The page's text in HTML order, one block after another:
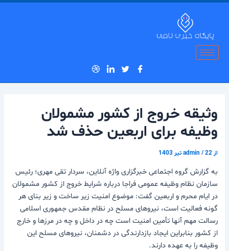
پرش
وثیقه خروج از کشور مشمولان
وظیفه برای اربعین حذف شد
از admin /22 تیر 1403
به گزارش گروه اجتماعی خبرگزاری واژه آنلاین، سردار تقی مهری؛ رئیس
سازمان نظام وظیفه عمومی فراجا درباره شرایط خروج از کشور مشمولان
در ایام محرم و اربعین گفت: موضوع امنیت زیر ساخت و زیر بنای هر
گونه فعالیت است، نیروهای مسلح در نظام مقدس جمهوری اسلامی
رسالت مهم آنها تأمین امنیت است چه در داخل و چه در مرزها و خارج
از کشور بنابراین ایجاد بازدارندگی در دشمنان، نیروهای مسلح این
وظیفه را به عهده دارند.
پیمایش